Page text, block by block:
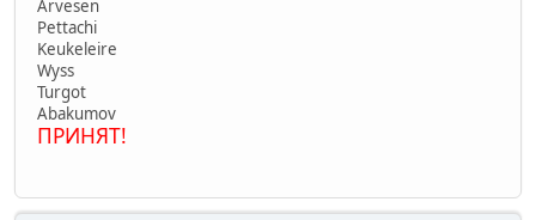
Arvesen
Pettachi
Keukeleire
Wyss
Turgot
Abakumov
ПРИНЯТ!